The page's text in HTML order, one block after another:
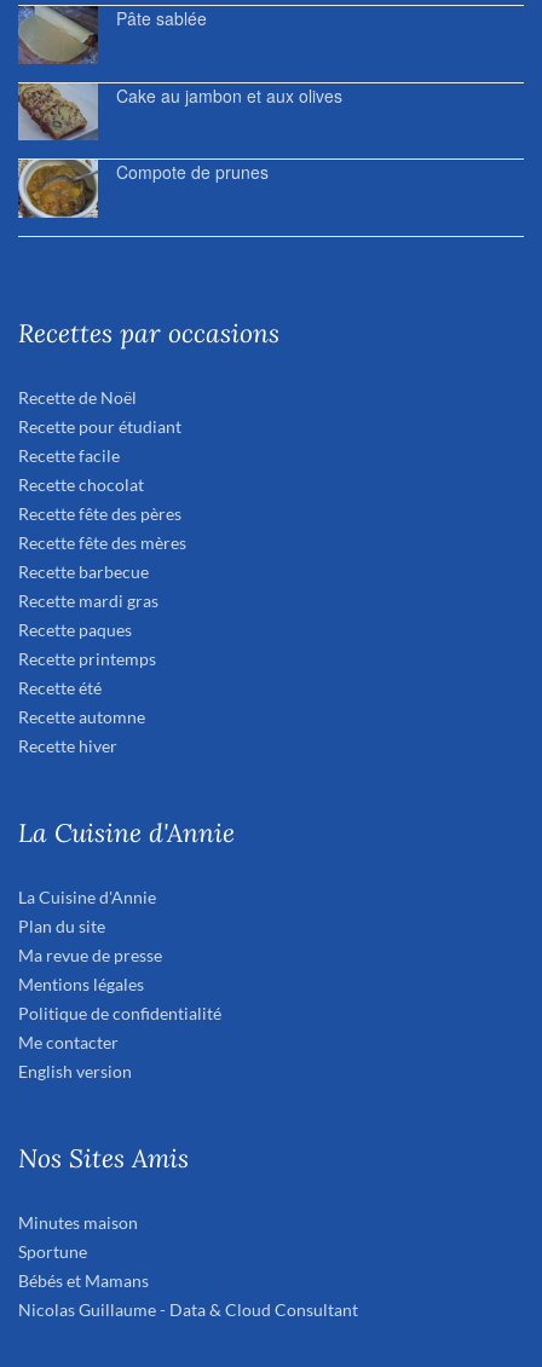
Pâte sablée
Cake au jambon et aux olives
Compote de prunes
Recettes par occasions
Recette de Noël
Recette pour étudiant
Recette facile
Recette chocolat
Recette fête des pères
Recette fête des mères
Recette barbecue
Recette mardi gras
Recette paques
Recette printemps
Recette été
Recette automne
Recette hiver
La Cuisine d'Annie
La Cuisine d'Annie
Plan du site
Ma revue de presse
Mentions légales
Politique de confidentialité
Me contacter
English version
Nos Sites Amis
Minutes maison
Sportune
Bébés et Mamans
Nicolas Guillaume - Data & Cloud Consultant